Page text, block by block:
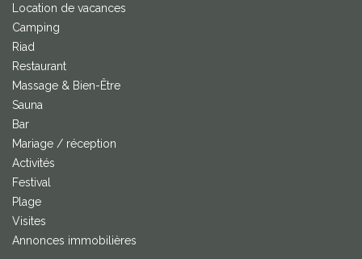
Location de vacances
Camping
Riad
Restaurant
Massage & Bien-Être
Sauna
Bar
Mariage / réception
Activités
Festival
Plage
Visites
Annonces immobilières